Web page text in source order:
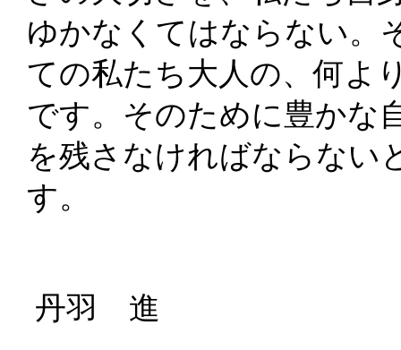
ゆかなくてはならない。
ての私たち大人の、何よ
です。そのために豊かな
を残さなければならない
す
丹羽 進